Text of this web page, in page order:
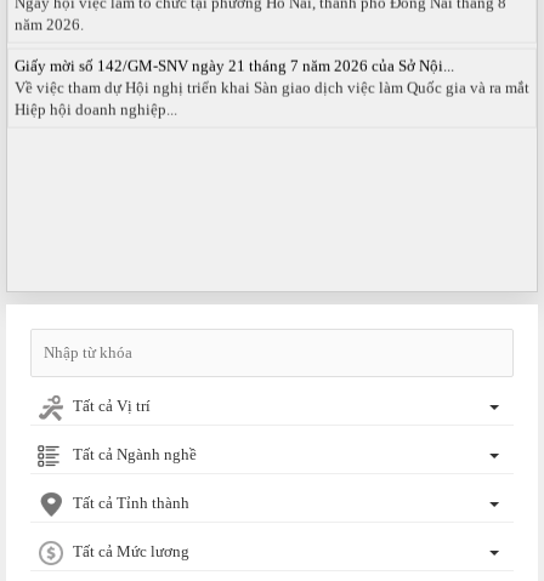
năm 2026.
Về việc tham dự Hội nghị triển khai Sàn giao dịch việc làm Quốc gia và ra mắt
Hiệp hội doanh nghiệp...
Tất cả Vị trí
Tất cả Ngành nghề
Tất cả Tỉnh thành
Tất cả Mức lương